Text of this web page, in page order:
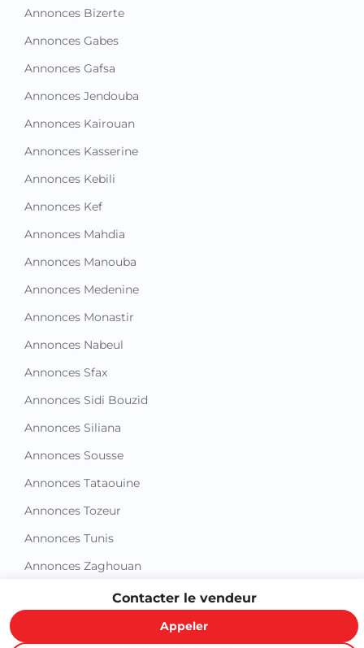
Contacter le vendeur
Appeler
Annonces Bizerte
Annonces Gabes
Annonces Gafsa
Annonces Jendouba
Annonces Kairouan
Annonces Kasserine
Annonces Kebili
Annonces Kef
Annonces Mahdia
Annonces Manouba
Annonces Medenine
Annonces Monastir
Annonces Nabeul
Annonces Sfax
Annonces Sidi Bouzid
Annonces Siliana
Annonces Sousse
Annonces Tataouine
Annonces Tozeur
Annonces Tunis
Annonces Zaghouan